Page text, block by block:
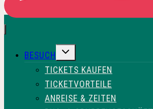
BESUCH
UNTERMENÜ
TICKETS KAUFEN
TICKETVORTEILE
ANREISE & ZEITEN